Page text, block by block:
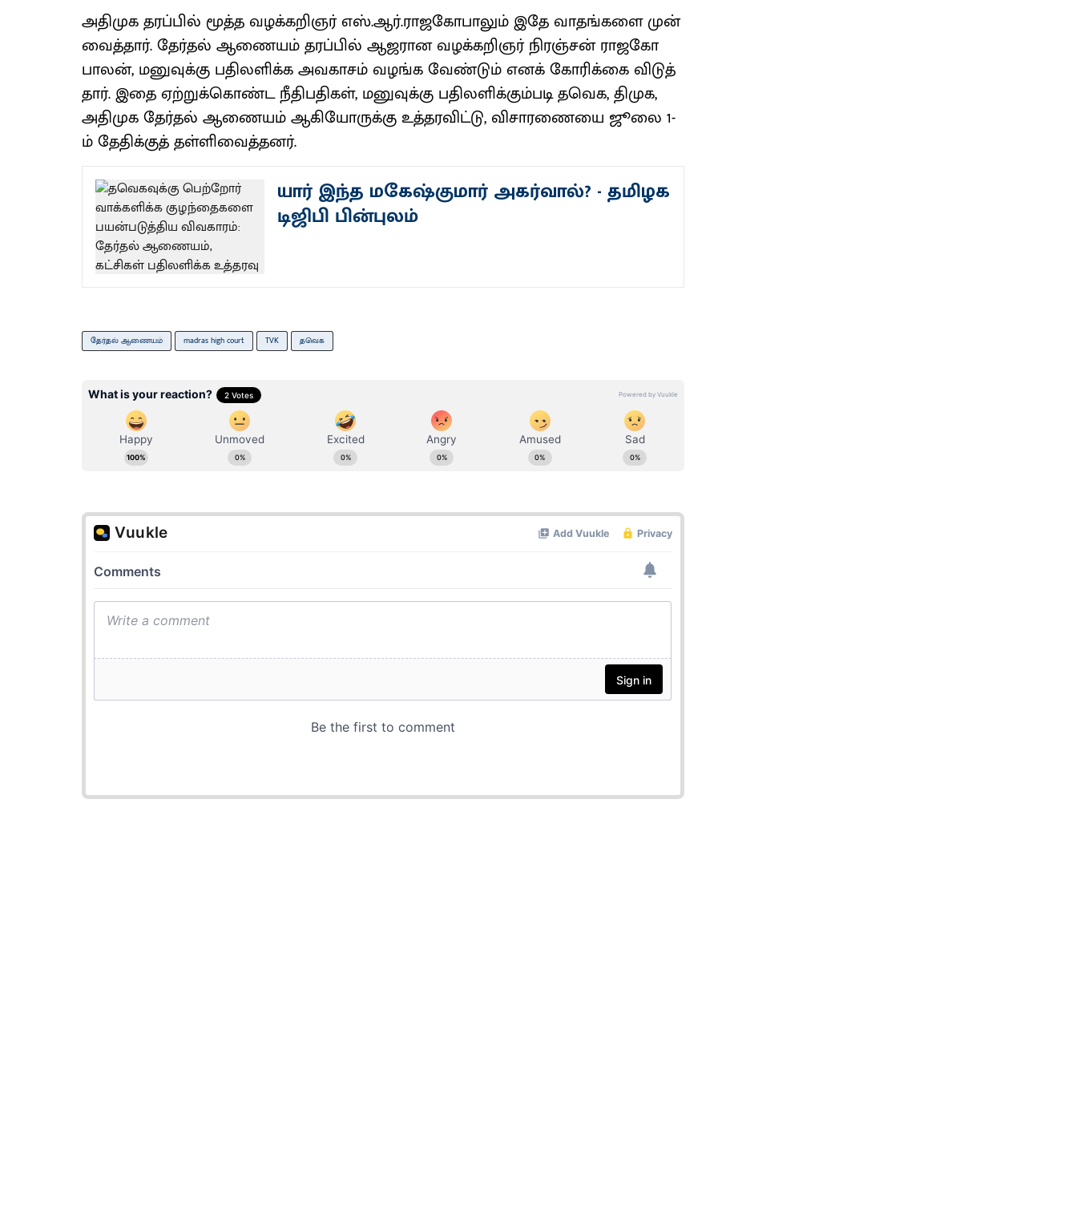
அதி​முக தரப்​பில் மூத்த வழக்​கறிஞர் எஸ்​.ஆர்​.​ராஜகோ​பாலும் இதே வாதங்​களை முன்​
வைத்​தார். தேர்​தல் ஆணை​யம் தரப்​பில் ஆஜரான வழக்​கறிஞர் நிரஞ்​சன் ராஜகோ​
பாலன், மனுவுக்கு பதிலளிக்க அவகாசம் வழங்க வேண்​டும் எனக் கோரிக்கை விடுத்​
தார். இதை ஏற்​றுக்​கொண்ட நீதிப​தி​கள், மனுவுக்கு பதிலளிக்​கும்​படி தவெக, தி​முக,
அதி​முக தேர்​தல் ஆணை​யம் ஆகியோ​ருக்கு உத்​தர​விட்​டு, வி​சா​ரணை​யை ஜூலை 1-
ம்​ தேதிக்​குத்​ தள்​ளிவைத்​தனர்​.
யார் இந்த மகேஷ்குமார் அகர்வால்? - தமிழக
டிஜிபி பின்புலம்
தேர்தல் ஆணையம் madras high court TVK தவெக